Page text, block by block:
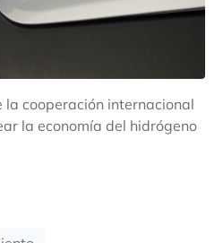
la cooperación internacional
la economía del hidrógeno